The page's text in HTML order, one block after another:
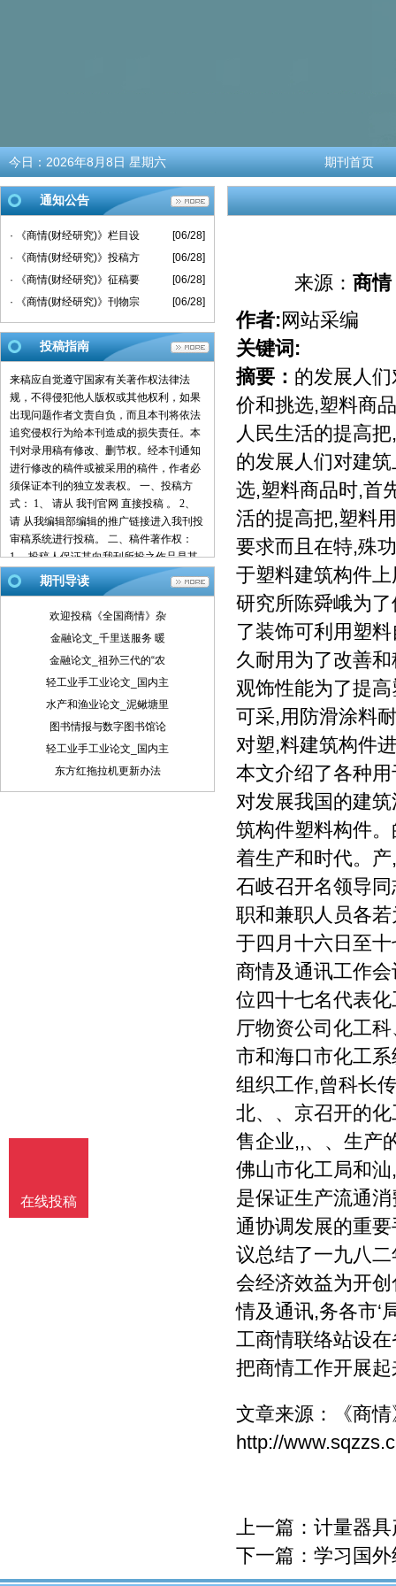
今日： 2026年8月8日 星期六 期刊首页
通知公告
· 《商情(财经研究)》栏目设
[06/28]
· 《商情(财经研究)》投稿方
[06/28]
· 《商情(财经研究)》征稿要
[06/28]
· 《商情(财经研究)》刊物宗
[06/28]
投稿指南
来稿应自觉遵守国家有关著作权法律法
规，不得侵犯他人版权或其他权利，如果
出现问题作者文责自负，而且本刊将依法
追究侵权行为给本刊造成的损失责任。本
刊对录用稿有修改、删节权。经本刊通知
进行修改的稿件或被采用的稿件，作者必
须保证本刊的独立发表权。 一、投稿方
式： 1、 请从 我刊官网 直接投稿 。 2、
请 从我编辑部编辑的推广链接进入我刊投
审稿系统进行投稿。 二、稿件著作权：
1、 投稿人保证其向我刊所投之作品是其
本人或与他人合作创作之成果，或对所投
作品拥有合法的著作权，无第三人对其作
品提出可成立之权利主张。 2、 投稿人保
发表。 3、 投稿人保证其作品不含有违反
宪法、法律及损害社会公共利益之内容。
4、 投稿人向我刊所投之作品不得同时向
第三方投送，即不允许一稿多投。 5、 投
包括但不限于：通过网络向公众传播、复
制、摘编、表演、播放、展览、发行、摄
制电影、电视、录像制品、录制录音制
期刊导读
欢迎投稿《全国商情》杂
金融论文_千里送服务 暖
金融论文_祖孙三代的“农
轻工业手工业论文_国内主
水产和渔业论文_泥鳅塘里
图书情报与数字图书馆论
轻工业手工业论文_国内主
东方红拖拉机更新办法
来源： 商情
作者:网站采编
关键词:
摘要： 的发展人
价和挑选,塑料商
人民生活的提高
的发展人们对建
选,塑料商品时,首
活的提高把,塑料
要求而且在特,殊
于塑料建筑构件
研究所陈舜峨为
了装饰可利用塑
久耐用为了改善
观饰性能为了提
可采,用防滑涂料
对塑,料建筑构件
本文介绍了各种
对发展我国的建
筑构件塑料构件
着生产和时代。
石岐召开名领导
职和兼职人员各
于四月十六日至
商情及通讯工作
位四十七名代表
厅物资公司化工
市和海口市化工
组织工作,曾科长
北、、京召开的
售企业,,、、生产
佛山市化工局和
是保证生产流通
通协调发展的重
议总结了一九八
会经济效益为开
情及通讯,务各市‘
工商情联络站设
把商情工作开展
文章来源：
《商
http://
上一篇： 计量器
下一篇： 学习国
在线投稿